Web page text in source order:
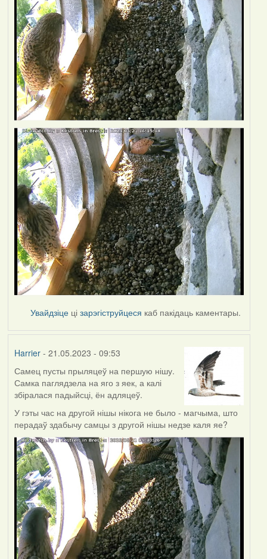
Увайдзіце цізарэгіструйцеся каб пакідаць каментары.
Harrier- 21.05.2023 - 09:53
Самец пусты прыляцеў на першую нішу.
Самка паглядзела на яго з яек, а калі
збіралася падыйсці, ён адляцеў.
У гэты час на другой нішы нікога не было - магчыма, што
перадаў здабычу самцы з другой нішы недзе каля яе?